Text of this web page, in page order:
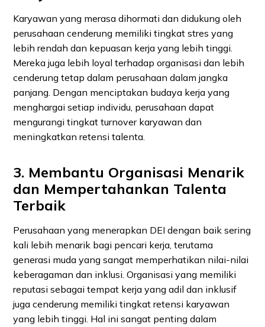
Karyawan yang merasa dihormati dan didukung oleh
perusahaan cenderung memiliki tingkat stres yang
lebih rendah dan kepuasan kerja yang lebih tinggi.
Mereka juga lebih loyal terhadap organisasi dan lebih
cenderung tetap dalam perusahaan dalam jangka
panjang. Dengan menciptakan budaya kerja yang
menghargai setiap individu, perusahaan dapat
mengurangi tingkat turnover karyawan dan
meningkatkan retensi talenta.
3. Membantu Organisasi Menarik
dan Mempertahankan Talenta
Terbaik
Perusahaan yang menerapkan DEI dengan baik sering
kali lebih menarik bagi pencari kerja, terutama
generasi muda yang sangat memperhatikan nilai-nilai
keberagaman dan inklusi. Organisasi yang memiliki
reputasi sebagai tempat kerja yang adil dan inklusif
juga cenderung memiliki tingkat retensi karyawan
yang lebih tinggi. Hal ini sangat penting dalam